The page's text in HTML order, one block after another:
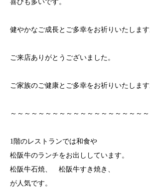
喜びも多いです。
健やかなご成長とご多幸をお祈りいたします
ご来店ありがとうございました。
ご家族のご健康とご多幸をお祈りいたします
～～～～～～～～～～～～～～～～～～～～
1階のレストランでは和食や
松阪牛のランチをお出ししています。
松阪牛石焼、 松阪牛すき焼き、
が人気です。